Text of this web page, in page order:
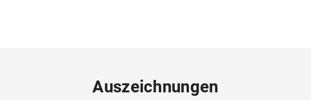
Auszeichnungen